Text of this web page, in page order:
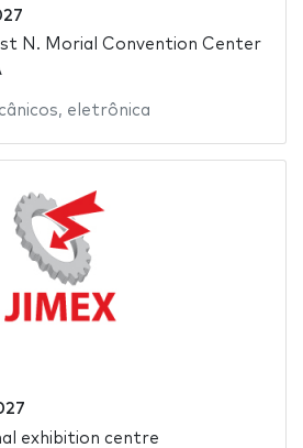
N. Morial Convention Center
, eletrônica
exhibition centre